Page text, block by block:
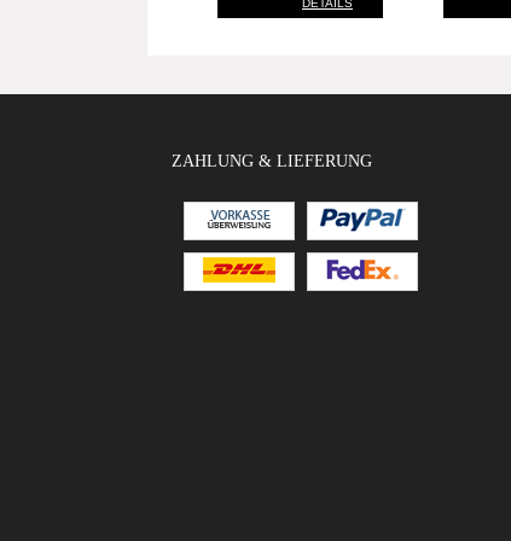
DETAILS
ZAHLUNG & LIEFERUNG